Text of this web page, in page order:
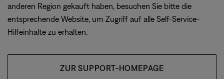
anderen Region gekauft haben, besuchen Sie bitte die
entsprechende Website, um Zugriff auf alle Self-Service-
Hilfeinhalte zu erhalten.
ZUR SUPPORT-HOMEPAGE